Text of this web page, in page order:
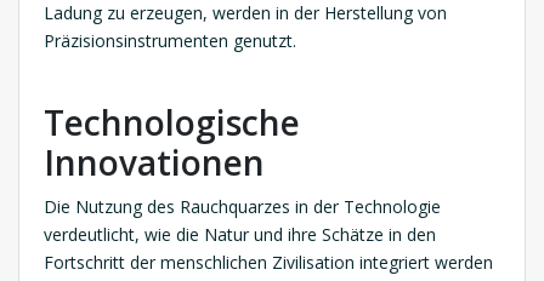
Ladung zu erzeugen, werden in der Herstellung von
Präzisionsinstrumenten genutzt.
Technologische
Innovationen
Die Nutzung des Rauchquarzes in der Technologie
verdeutlicht, wie die Natur und ihre Schätze in den
Fortschritt der menschlichen Zivilisation integriert werden